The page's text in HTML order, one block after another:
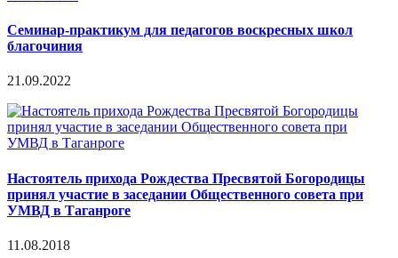
Семинар-практикум для педагогов воскресных школ
благочиния
21.09.2022
Настоятель прихода Рождества Пресвятой Богородицы
принял участие в заседании Общественного совета при
УМВД в Таганроге
11.08.2018